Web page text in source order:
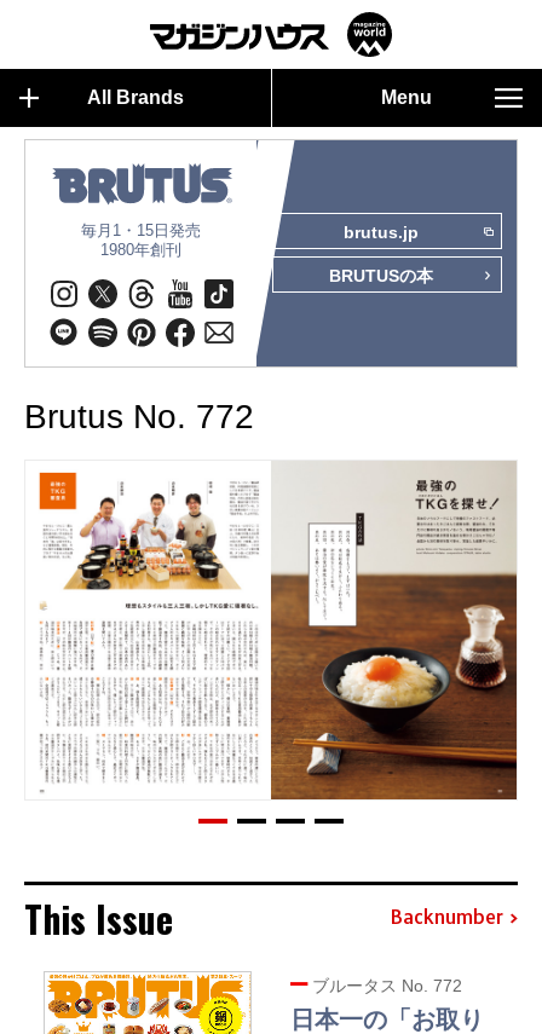
All Brands Menu
毎月1・15日発売
1980年創刊
brutus.jp
BRUTUSの本
Brutus No. 772
This Issue Backnumber
ブルータス No. 772
日本一の「お取り